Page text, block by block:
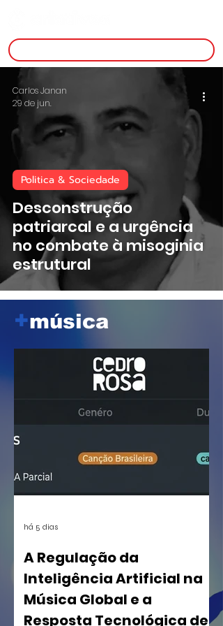
Desconstrução
patriarcal e a urgência
no combate à misoginia
estrutural
Politica & Sociedade
Carlos Janan
29 de jun.
+música
A Regulação da
Inteligência Artificial na
Música Global e a
Resposta Tecnológica de
há 5 dias